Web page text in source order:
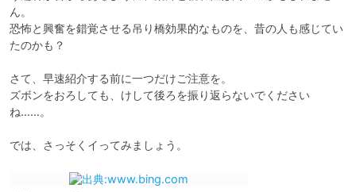
ん。
恐怖と興奮を錯覚させる吊り橋効果的なものを、昔の人も感じてい
たのかも？
さて、早速紹介する前に一つだけご注意を。
ズボンをおろしても、けして後ろを振り返らないでください
ね……。